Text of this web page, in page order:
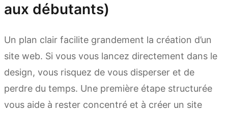
aux débutants)
Un plan clair facilite grandement la création d’un
site web. Si vous vous lancez directement dans le
design, vous risquez de vous disperser et de
perdre du temps. Une première étape structurée
vous aide à rester concentré et à créer un site